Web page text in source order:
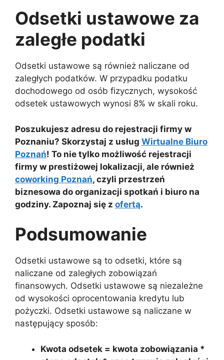
Odsetki ustawowe za
zaległe podatki
Odsetki ustawowe są również naliczane od
zaległych podatków. W przypadku podatku
dochodowego od osób fizycznych, wysokość
odsetek ustawowych wynosi 8% w skali roku.
Poszukujesz adresu do rejestracji firmy w
Poznaniu? Skorzystaj z usług Wirtualne Biuro
Poznań! To nie tylko możliwość rejestracji
firmy w prestiżowej lokalizacji, ale również
coworking Poznań, czyli przestrzeń
biznesowa do organizacji spotkań i biuro na
godziny. Zapoznaj się z ofertą.
Podsumowanie
Odsetki ustawowe są to odsetki, które są
naliczane od zaległych zobowiązań
finansowych. Odsetki ustawowe są niezależne
od wysokości oprocentowania kredytu lub
pożyczki. Odsetki ustawowe są naliczane w
następujący sposób:
Kwota odsetek = kwota zobowiązania *